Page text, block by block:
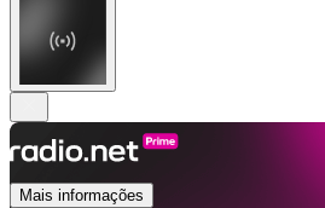
Mais informações